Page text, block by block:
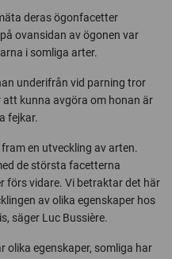
deras ögonfacetter
ovansidan av ögonen var
i somliga arter.
underifrån vid parning tror
kunna avgöra om honan är
fejkar.
en utveckling av arten.
de största facetterna
förs vidare. Vi betraktar det här
av olika egenskaper hos
säger Luc Bussière.
olika egenskaper, somliga har